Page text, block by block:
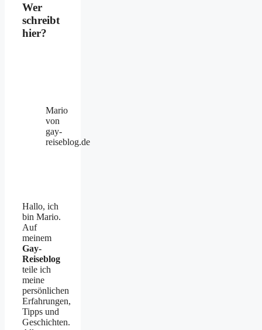
Wer
schreibt
hier?
Mario
von
gay-
reiseblog.de
Hallo, ich
bin Mario.
Auf
meinem
Gay-
Reiseblog
teile ich
meine
persönlichen
Erfahrungen,
Tipps und
Geschichten.